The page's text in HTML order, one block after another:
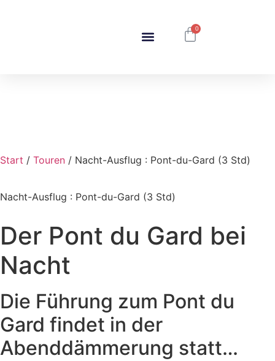
0
Start / Touren / Nacht-Ausflug : Pont-du-Gard (3 Std)
Nacht-Ausflug : Pont-du-Gard (3 Std)
Der Pont du Gard bei
Nacht
Die Führung zum Pont du
Gard findet in der
Abenddämmerung statt…